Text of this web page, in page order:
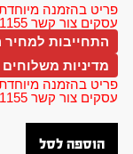
עסקים צור קשר 0558961155
התחייבות למחיר
מדיניות משלוחים
עסקים צור קשר 0558961155
הוספה לסל